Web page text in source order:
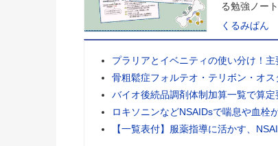
る勉強ノー
くるみぱん
プラリアとイベニティの使い分け！
骨粗鬆症フォルテオ・テリボン・オス
バイオ後続品調剤体制加算一覧で算定
ロキソニンなどNSAIDsで喘息や血栓
【一覧表付】服薬指導に活かす、